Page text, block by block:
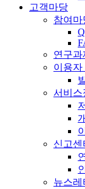
고객마당
참여마
연구과
이용자
서비스
신고센
뉴스레